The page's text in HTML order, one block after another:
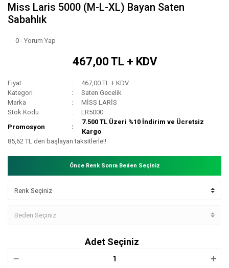
Miss Laris 5000 (M-L-XL) Bayan Saten
Sabahlık
0 - Yorum Yap
467,00 TL + KDV
Fiyat
467,00 TL + KDV
Kategori
Saten Gecelik
Marka
MİSS LARİS
Stok Kodu
LR5000
Promosyon
7.500 TL Üzeri %10 İndirim ve Ücretsiz
Kargo
85,62 TL den başlayan taksitlerle!!
Önce Renk Sonra Beden Seçiniz
Adet Seçiniz